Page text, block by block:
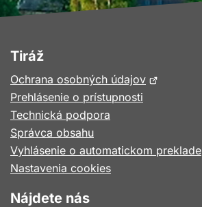
Tiráž
Ochrana osobných údajovOtvorí
okne
Prehlásenie o prístupnosti
Technická podpora
Správca obsahu
Vyhlásenie o automatickom preklade
Nastavenia cookies
Nájdete nás